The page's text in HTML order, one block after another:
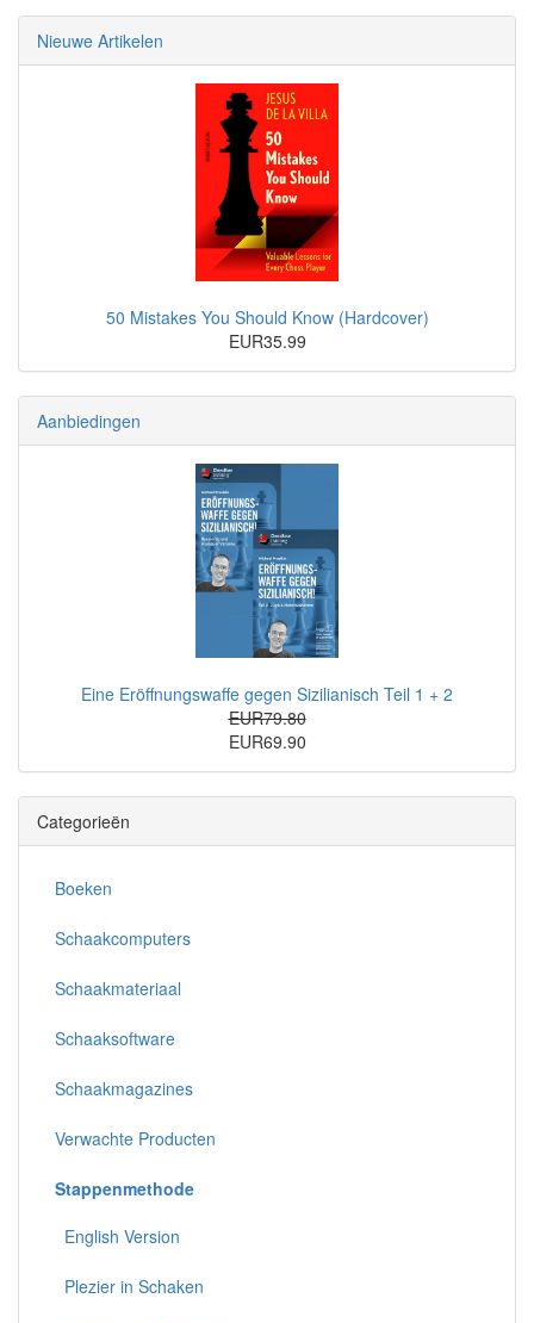
Nieuwe Artikelen
50 Mistakes You Should Know (Hardcover)
EUR35.99
Aanbiedingen
Eine Eröffnungswaffe gegen Sizilianisch Teil 1 + 2
EUR79.80
EUR69.90
Categorieën
Boeken
Schaakcomputers
Schaakmateriaal
Schaaksoftware
Schaakmagazines
Verwachte Producten
Stappenmethode
English Version
Plezier in Schaken